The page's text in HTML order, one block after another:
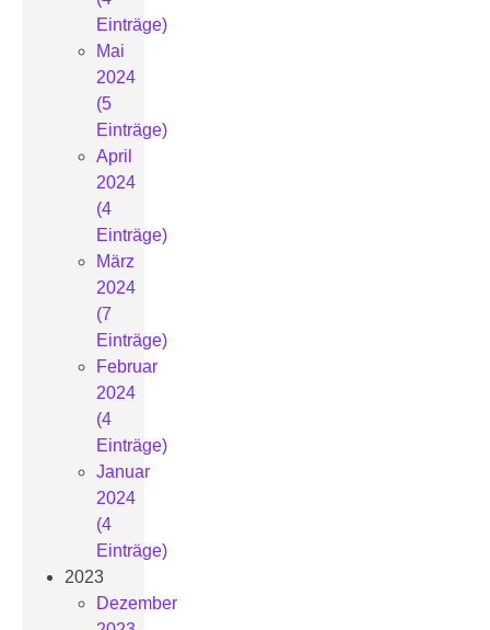
Einträge)
Mai
2024
(5
Einträge)
April
2024
(4
Einträge)
März
2024
(7
Einträge)
Februar
2024
(4
Einträge)
Januar
2024
(4
Einträge)
2023
Dezember